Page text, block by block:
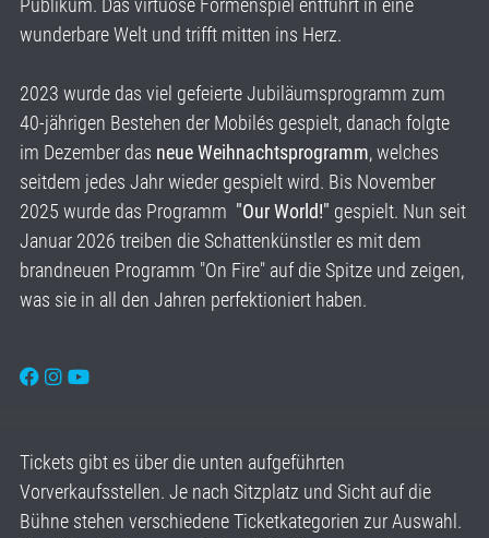
Publikum. Das virtuose Formenspiel entführt in eine
wunderbare Welt und trifft mitten ins Herz.
2023 wurde das viel gefeierte Jubiläumsprogramm zum
40-jährigen Bestehen der Mobilés gespielt, danach folgte
im Dezember das neue Weihnachtsprogramm, welches
seitdem jedes Jahr wieder gespielt wird. Bis November
2025 wurde das Programm "Our World!" gespielt. Nun seit
Januar 2026 treiben die Schattenkünstler es mit dem
brandneuen Programm "On Fire" auf die Spitze und zeigen,
was sie in all den Jahren perfektioniert haben.
Tickets gibt es über die unten aufgeführten
Vorverkaufsstellen. Je nach Sitzplatz und Sicht auf die
Bühne stehen verschiedene Ticketkategorien zur Auswahl.